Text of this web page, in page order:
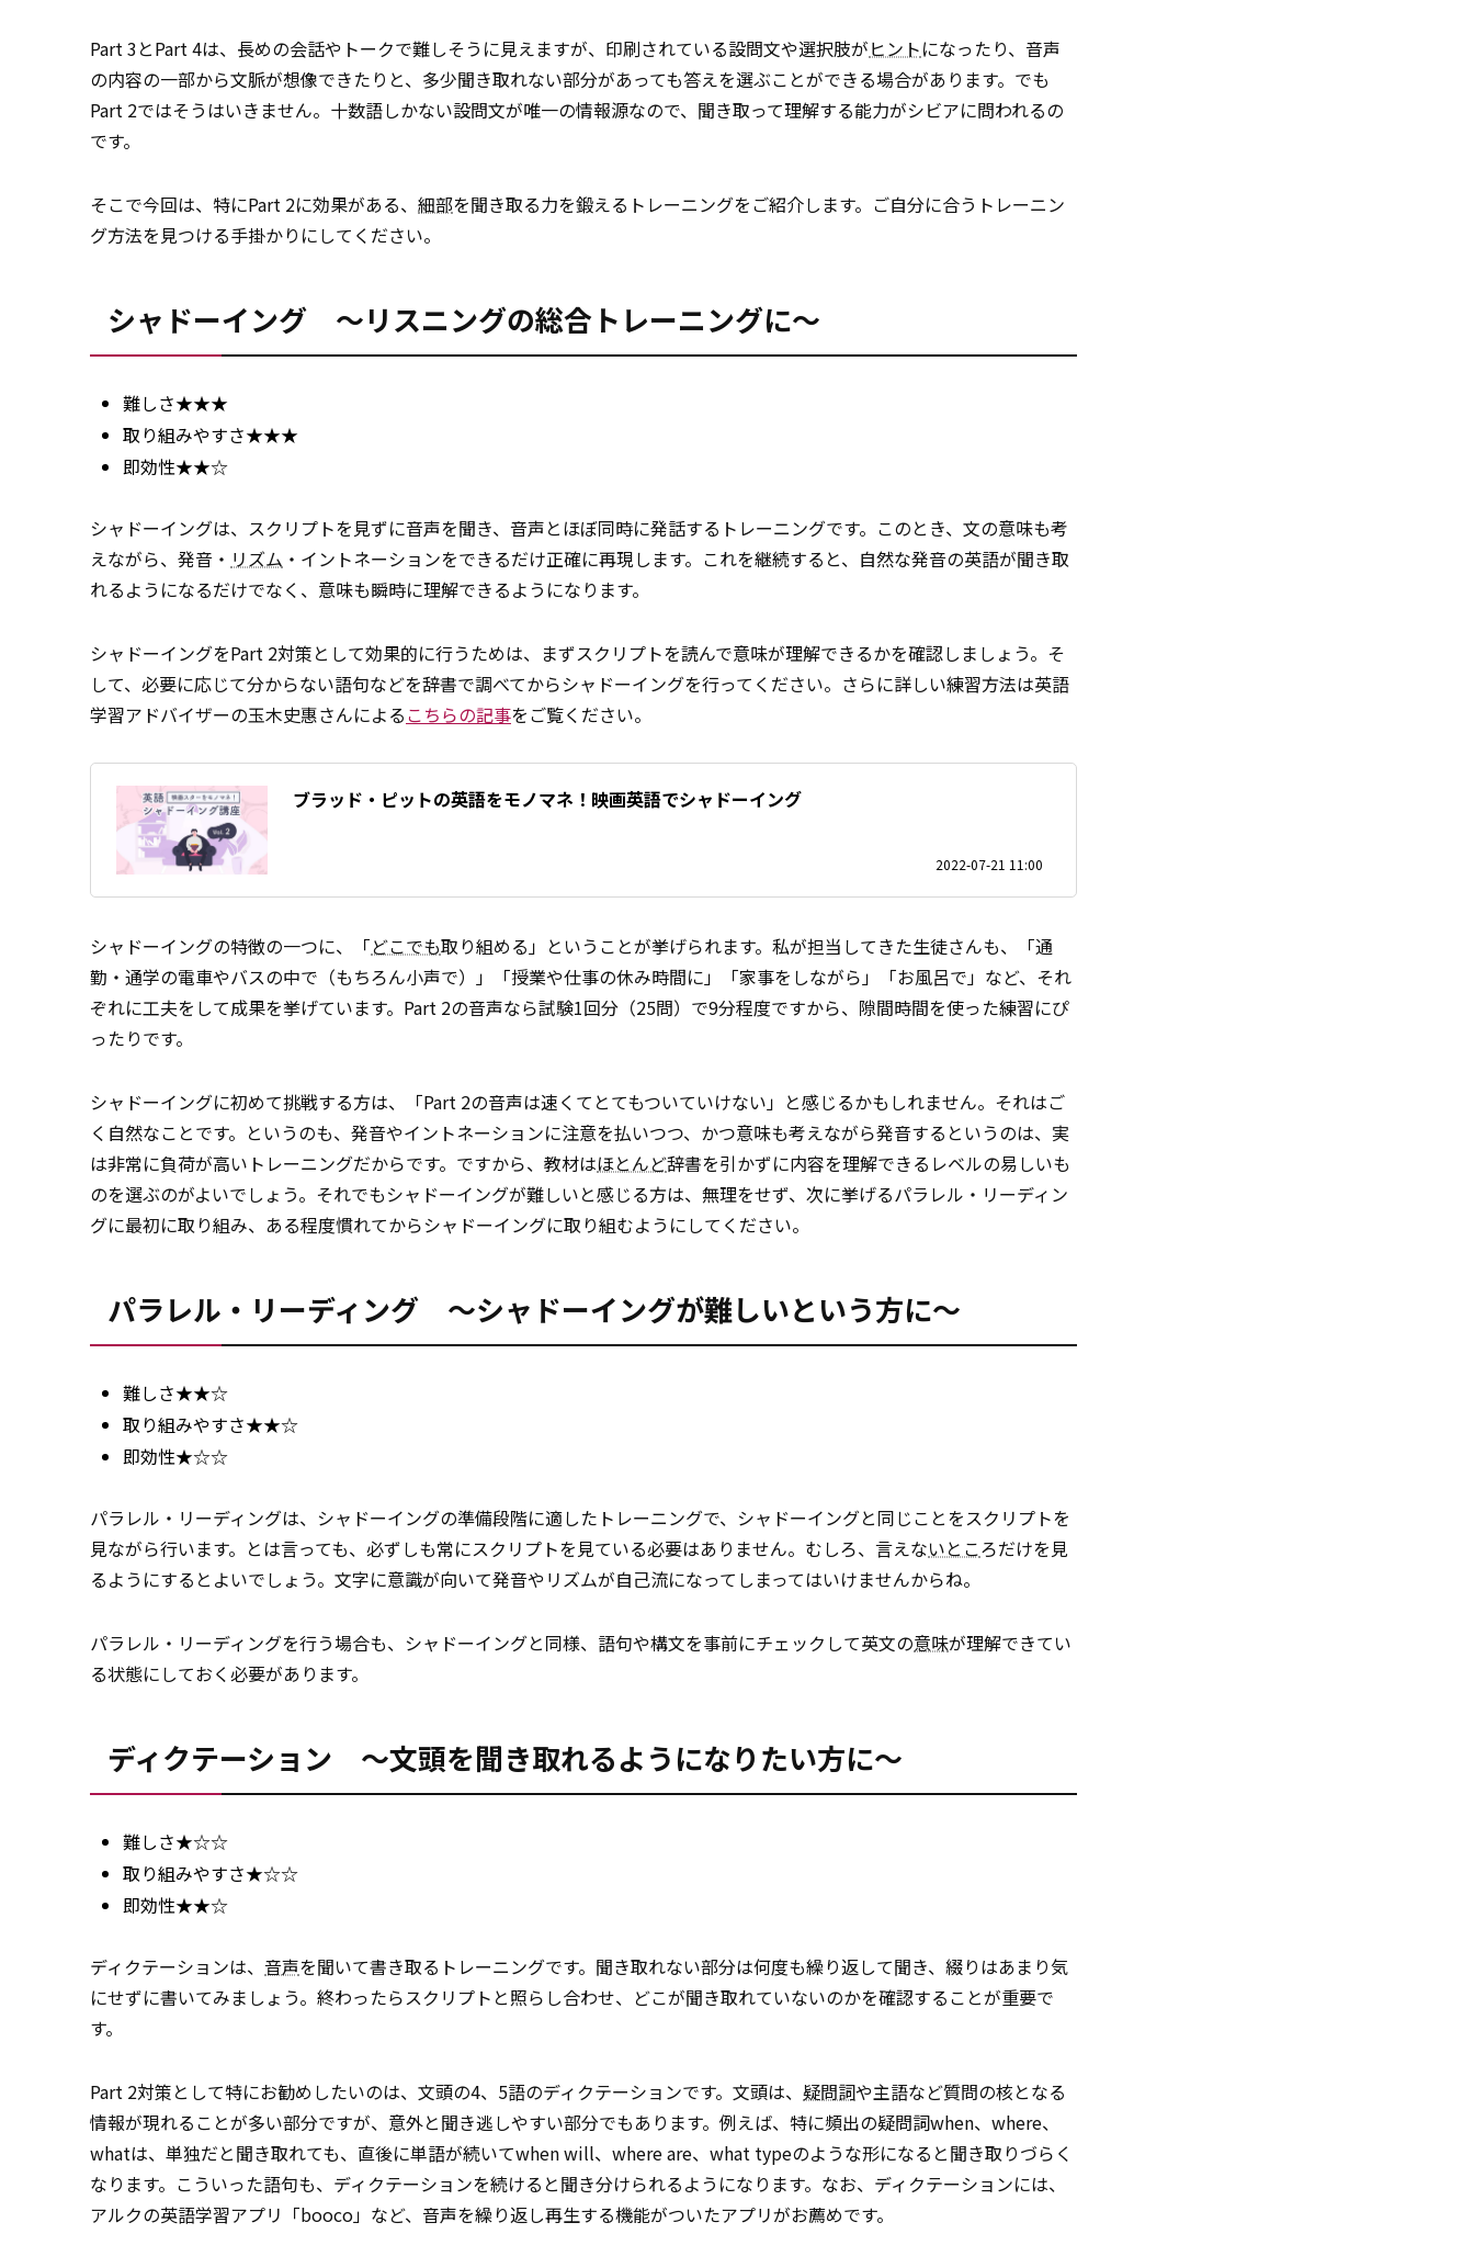
Part 3とPart 4は、長めの会話やトークで難しそうに見えますが、印刷されている設問文や選択肢がヒントになったり、音声
の内容の一部から文脈が想像できたりと、多少聞き取れない部分があっても答えを選ぶことができる場合があります。でも
Part 2ではそうはいきません。十数語しかない設問文が唯一の情報源なので、聞き取って理解する能力がシビアに問われるの
です。
そこで今回は、特にPart 2に効果がある、 細部を聞き取る力を鍛えるトレーニングをご紹介します。ご自分に合うトレーニン
グ方法を見つける手掛かりにしてください。
シャドーイング ～リスニングの総合トレーニングに～
難しさ★★★
取り組みやすさ★★★
即効性★★☆
シャドーイングは、スクリプトを見ずに音声を聞き、音声とほぼ同時に発話するトレーニングです。このとき、文の意味も考
えながら、発音・ リズム ・イントネーションをできるだけ正確に再現します。これを継続すると、自然な発音の英語が聞き取
れるようになるだけでなく、意味も瞬時に理解できるようになります。
シャドーイングをPart 2対策として効果的に行うためは、まずスクリプトを読んで意味が理解できるかを確認しましょう。そ
して、必要に応じて分からない語句などを辞書で調べてからシャドーイングを行ってください。さらに詳しい練習方法は英語
学習アドバイザーの玉木史惠さんによるこちらの記事をご覧ください。
ブラッド・ピットの英語をモノマネ！映画英語でシャドーイング
2022-07-21 11:00
シャドーイングの特徴の一つに、「どこでも取り組める」ということが挙げられます。私が担当してきた生徒さんも、「通
勤・通学の電車やバスの中で（もちろん小声で）」「授業や仕事の休み時間に」「家事をしながら」「お風呂で」など、それ
ぞれに工夫をして成果を挙げています。Part 2の音声なら試験1回分（25問）で9分程度ですから、隙間時間を使った練習にぴ
ったりです。
シャドーイングに初めて挑戦する方は、「Part 2の音声は速くてとてもついていけない」と感じるかもしれません。それはご
く自然なことです。というのも、発音やイントネーションに注意を払いつつ、かつ意味も考えながら発音するというのは、実
は非常に負荷が高いトレーニングだからです。ですから、教材はほとんど辞書を引かずに内容を理解できるレベルの易しいも
のを選ぶのがよいでしょう。それでもシャドーイングが難しいと感じる方は、無理をせず、次に挙げるパラレル・リーディン
グに最初に取り組み、ある程度慣れてからシャドーイングに取り組むようにしてください。
パラレル・リーディング ～シャドーイングが難しいという方に～
難しさ★★☆
取り組みやすさ★★☆
即効性★☆☆
パラレル・リーディングは、シャドーイングの準備段階に適したトレーニングで、シャドーイングと同じことをスクリプトを
見ながら行います。とは言っても、必ずしも常にスクリプトを見ている必要はありません。むしろ、言えないところだけを見
るようにするとよいでしょう。文字に意識が向いて発音やリズムが自己流になってしまってはいけませんからね。
パラレル・リーディングを行う場合も、シャドーイングと同様、語句や構文を事前にチェックして英文の意味が理解できてい
る状態にしておく必要があります。
ディクテーション ～文頭を聞き取れるようになりたい方に～
難しさ★☆☆
取り組みやすさ★☆☆
即効性★★☆
ディクテーションは、 音声を聞いて書き取るトレーニングです。聞き取れない部分は何度も繰り返して聞き、綴りはあまり気
にせずに書いてみましょう。終わったらスクリプトと照らし合わせ、どこが聞き取れていないのかを確認することが重要で
す。
Part 2対策として特にお勧めしたいのは、文頭の4、5語のディクテーションです。文頭は、 疑問詞や主語など質問の核となる
情報が現れることが多い部分ですが、意外と聞き逃しやすい部分でもあります。例えば、特に頻出の疑問詞when、where、
whatは、単独だと聞き取れても、直後に単語が続いてwhen will、where are、what typeのような形になると聞き取りづらく
なります。こういった語句も、ディクテーションを続けると聞き分けられるようになります。なお、ディクテーションには、
アルクの英語学習アプリ「booco」など、音声を繰り返し再生する機能がついたアプリがお薦めです。